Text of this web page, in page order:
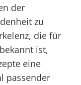
der
zu
die für
ist,
eine
passender